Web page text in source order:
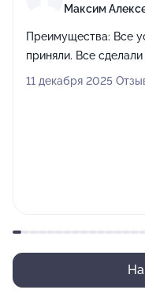
Максим
Преимущества: Все
приняли. Все сделали
11 декабря 2025